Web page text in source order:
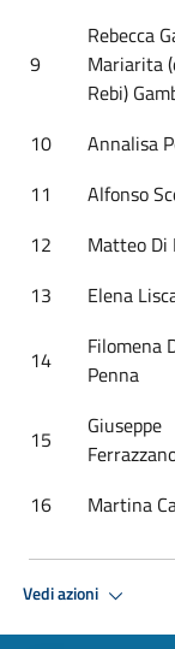
9
Rebecca
Mariarita
Rebi)
10 Annalisa
11
Alfonso
12
Matteo Di
13
Elena
14
Filomena
Penna
15
Giuseppe
16 Martina
Vedi azioni